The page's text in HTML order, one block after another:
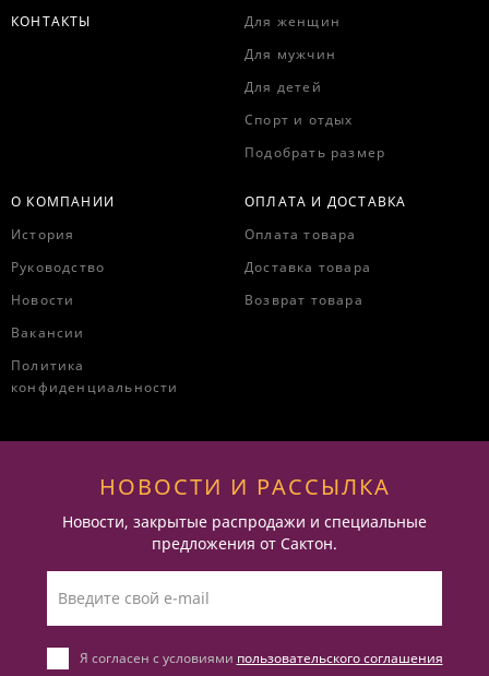
КОНТАКТЫ
Для женщин
Для мужчин
Для детей
Спорт и отдых
Подобрать размер
О КОМПАНИИ
История
Руководство
Новости
Вакансии
Политика
конфиденциальности
ОПЛАТА И ДОСТАВКА
Оплата товара
Доставка товара
Возврат товара
НОВОСТИ И РАССЫЛКА
Новости, закрытые распродажи и специальные
предложения от Сактон.
Я согласен с условиями пользовательского соглашения